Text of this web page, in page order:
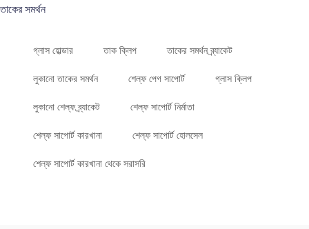
তাকের সমর্থন
গ্লাস হোল্ডার তাক ক্লিপ তাকের সমর্থন ব্র্যাকেট
লুকানো তাকের সমর্থন শেল্ফ পেগ সাপোর্ট গ্লাস ক্লিপ
লুকানো শেল্ফ ব্র্যাকেট শেল্ফ সাপোর্ট নির্মাতা
শেল্ফ সাপোর্ট কারখানা শেল্ফ সাপোর্ট হোলসেল
শেল্ফ সাপোর্ট কারখানা থেকে সরাসরি